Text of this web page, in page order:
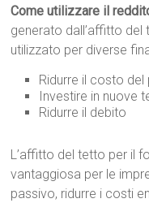
Come utilizzare il
generato dall’affitto
utilizzato per diverse
Ridurre il costo del
Investire in nuove
Ridurre il debito
L’affitto del tetto per il
vantaggiosa per le
passivo, ridurre i costi